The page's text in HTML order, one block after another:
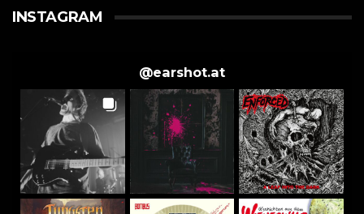
INSTAGRAM
@earshot.at